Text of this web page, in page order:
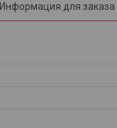
Информация для заказа